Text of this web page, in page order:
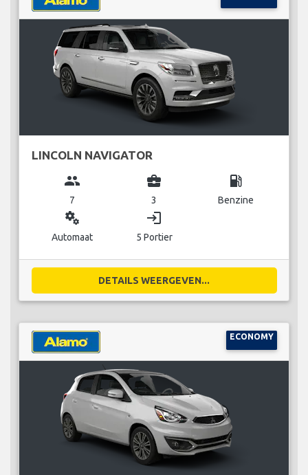
LINCOLN NAVIGATOR
group
7
business_center
3
local_gas_station
Benzine
miscellaneous_services
Automaat
login
5 Portier
DETAILS WEERGEVEN...
ECONOMY